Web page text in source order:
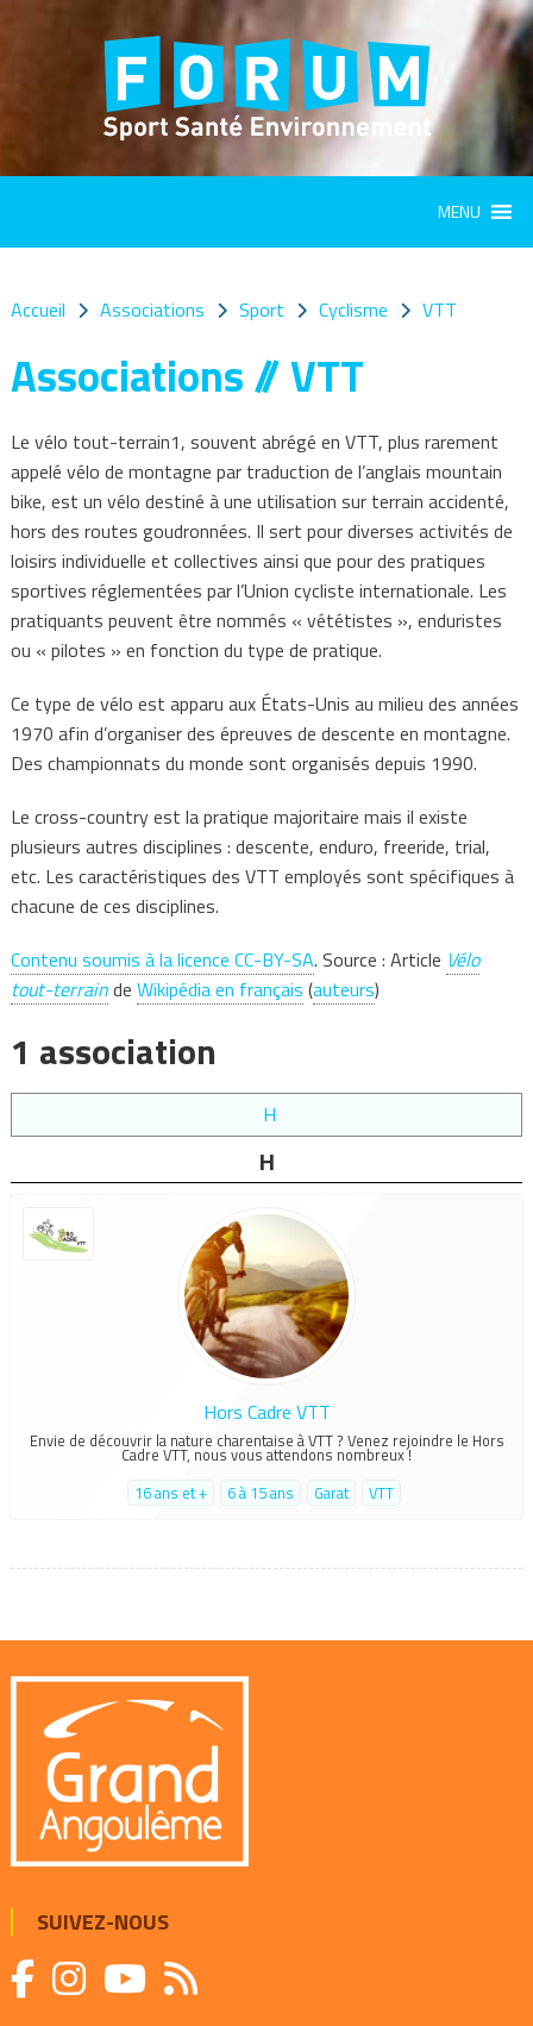
MENU
Accueil Associations Sport Cyclisme VTT
Associations // VTT
Le vélo tout-terrain1, souvent abrégé en VTT, plus rarement
appelé vélo de montagne par traduction de l’anglais mountain
bike, est un vélo destiné à une utilisation sur terrain accidenté,
hors des routes goudronnées. Il sert pour diverses activités de
loisirs individuelle et collectives ainsi que pour des pratiques
sportives réglementées par l’Union cycliste internationale. Les
pratiquants peuvent être nommés « vététistes », enduristes
ou « pilotes » en fonction du type de pratique.
Ce type de vélo est apparu aux États-Unis au milieu des années
1970 afin d’organiser des épreuves de descente en montagne.
Des championnats du monde sont organisés depuis 1990.
Le cross-country est la pratique majoritaire mais il existe
plusieurs autres disciplines : descente, enduro, freeride, trial,
etc. Les caractéristiques des VTT employés sont spécifiques à
chacune de ces disciplines.
Contenu soumis à la licence CC-BY-SA. Source : Article Vélo
tout-terrainde Wikipédia en français (auteurs)
1 association
H
H
Hors Cadre VTT
Envie de découvrir la nature charentaise à VTT ? Venez rejoindre le Hors
Cadre VTT, nous vous attendons nombreux !
16 ans et +
6 à 15 ans Garat VTT
SUIVEZ-NOUS
Panneau de gestion des cookies